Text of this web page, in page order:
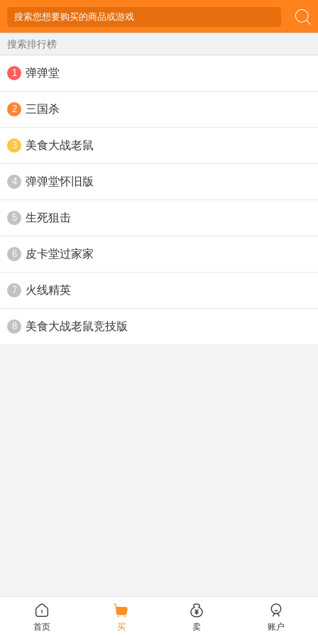
搜索排行榜
1 弹弹堂
2 三国杀
3 美食大战老鼠
4 弹弹堂怀旧版
5 生死狙击
6 皮卡堂过家家
7 火线精英
8 美食大战老鼠竞技版
首页 买 卖 账户